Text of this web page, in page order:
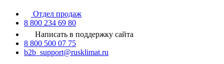
Отдел продаж
8 800 234 69 80
Написать в поддержку сайта
8 800 500 07 75
b2b_support@rusklimat.ru